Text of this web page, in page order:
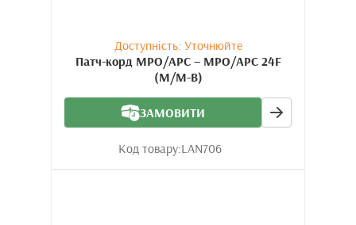
Доступність: Уточнюйте
Патч-корд MPO/APC – MPO/APC 24F
(M/M-B)
ЗАМОВИТИ
Код товару:LAN706